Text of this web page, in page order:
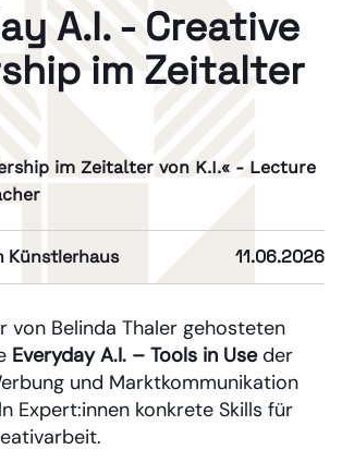
A.I. - Creative
im Zeitalter
im Zeitalter von K.I.« - Lecture
Künstlerhaus 11.06.2026
von Belinda Thaler gehosteten
Everyday A.I. – Tools in Useder
und Marktkommunikation
Expert:innen konkrete Skills für